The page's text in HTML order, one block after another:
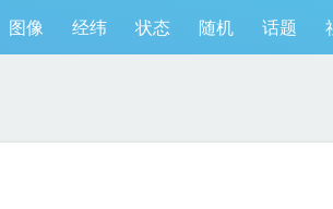
图像 经纬 状态 随机 话题